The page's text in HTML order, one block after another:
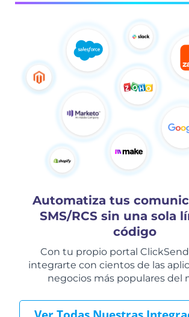
Automatiza tus
SMS/RCS sin una sola
código
Con tu propio portal
integrarte con cientos de las
negocios más populares del